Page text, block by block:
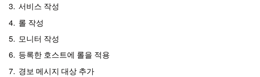
서비스 작성
롤 작성
모니터 작성
등록한 호스트에 롤을 적용
경보 메시지 대상 추가